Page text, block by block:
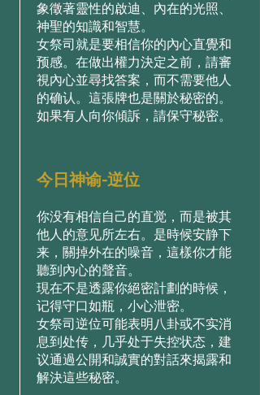
象徵著靈性的啟迪、內在的光照、
神聖的知識和智慧。
女祭司就是要相信你的內心直覺和
预感。在做出權力決定之前，請審
視內心並尋找答案，而不需要他人
的确认。這張牌也是關於秘密的。
如果有人向你傾訴，請保守秘密。
今日神谕-逆位
你没有相信自己的直觉，而是被其
他人的意见所左右。是時候安静下
来，關掉外在的噪音，這樣你才能
聽到內心的聲音。
現在不是透露你絕密計劃的時候，
记得守口如瓶，小心泄密。
女祭司逆位可能表明八卦或不实消
息到处传，几乎处于失控状态，建
议通過公開和誠實的對話來揭露和
解決這些秘密。